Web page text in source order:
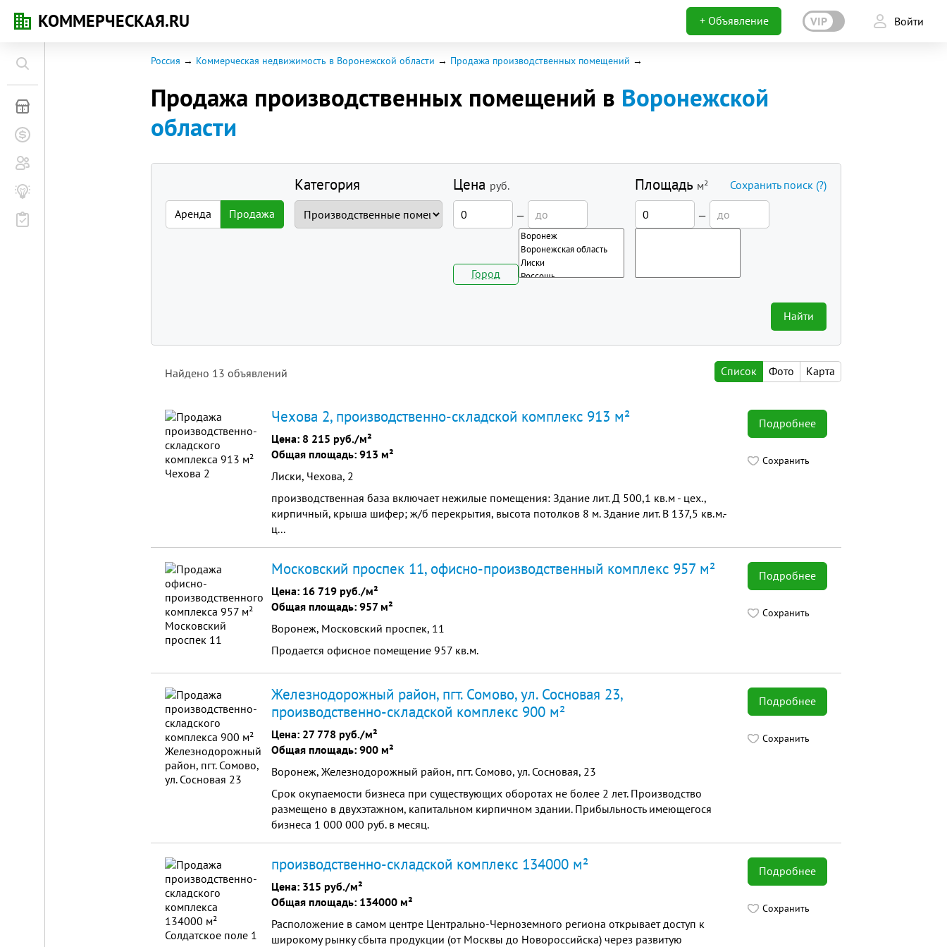
КОММЕРЧЕСКАЯ.RU + Объявление VIP Войти
Коммерческая недвижимость
Россия Коммерческая недвижимость в Воронежской области Продажа производственных помещений
Продажа производственных помещений в Воронежской
области
Аренда Продажа
Категория Цена руб.
—
Город
Площадь м²
—
Найти
Сохранить поиск (?)
Найдено 13 объявлений Список Фото Карта
Подробнее
Сохранить
Чехова 2, производственно-складской комплекс 913 м²
Цена: 8 215 руб./м²
Общая площадь: 913 м²
Лиски, Чехова, 2
производственная база включает нежилые помещения: Здание лит. Д 500,1 кв.м - цех.,
кирпичный, крыша шифер; ж/б перекрытия, высота потолков 8 м. Здание лит. В 137,5 кв.м.-
ц...
Подробнее
Сохранить
Московский проспек 11, офисно-производственный комплекс 957 м²
Цена: 16 719 руб./м²
Общая площадь: 957 м²
Воронеж, Московский проспек, 11
Продается офисное помещение 957 кв.м.
Подробнее
Сохранить
Железнодорожный район, пгт. Сомово, ул. Сосновая 23,
производственно-складской комплекс 900 м²
Цена: 27 778 руб./м²
Общая площадь: 900 м²
Воронеж, Железнодорожный район, пгт. Сомово, ул. Сосновая, 23
Срок окупаемости бизнеса при существующих оборотах не более 2 лет. Производство
размещено в двухэтажном, капитальном кирпичном здании. Прибыльность имеющегося
бизнеса 1 000 000 руб. в месяц.
Подробнее
Сохранить
производственно-складской комплекс 134000 м²
Цена: 315 руб./м²
Общая площадь: 134000 м²
Расположение в самом центре Центрально-Черноземного региона открывает доступ к
широкому рынку сбыта продукции (от Москвы до Новороссийска) через развитую